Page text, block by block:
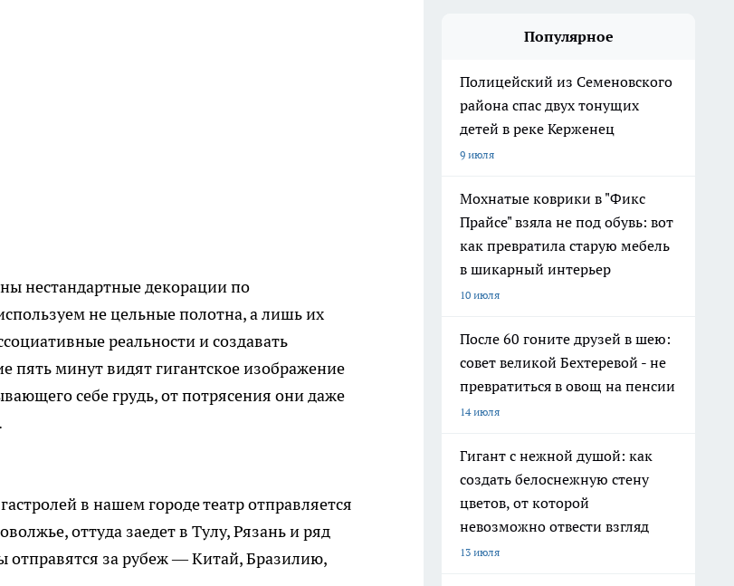
нестандартные декорации по
не цельные полотна, а лишь их
реальности и создавать
пять минут видят гигантское изображение
себе грудь, от потрясения они даже
в нашем городе театр отправляется
оттуда заедет в Тулу, Рязань и ряд
отправятся за рубеж — Китай, Бразилию,
Популярное
Полицейский из Семеновского
района спас двух тонущих
детей в реке Керженец
9 июля
Мохнатые коврики в "Фикс
Прайсе" взяла не под обувь: вот
как превратила старую мебель
в шикарный интерьер
10 июля
После 60 гоните друзей в шею:
совет великой Бехтеревой - не
превратиться в овощ на пенсии
14 июля
Гигант с нежной душой: как
создать белоснежную стену
цветов, от которой
невозможно отвести взгляд
13 июля